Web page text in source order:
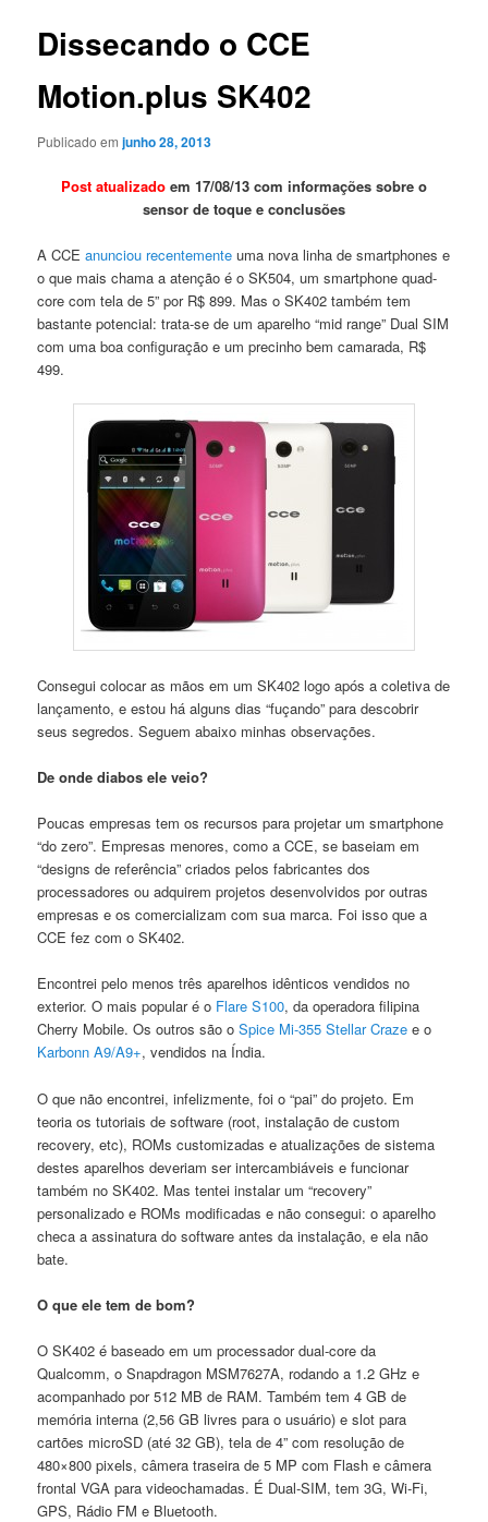
principal
Dissecando o CCE
Motion.plus SK402
Publicado emjunho 28, 2013
Post atualizado em 17/08/13 com informações sobre o
sensor de toque e conclusões
A CCEanunciou recentemente uma nova linha de smartphones e
o que mais chama a atenção é o SK504, um smartphone quad-
core com tela de 5” por R$ 899. Mas o SK402 também tem
bastante potencial: trata-se de um aparelho “mid range” Dual SIM
com uma boa configuração e um precinho bem camarada, R$
499.
Consegui colocar as mãos em um SK402 logo após a coletiva de
lançamento, e estou há alguns dias “fuçando” para descobrir
seus segredos. Seguem abaixo minhas observações.
De onde diabos ele veio?
Poucas empresas tem os recursos para projetar um smartphone
“do zero”. Empresas menores, como a CCE, se baseiam em
“designs de referência” criados pelos fabricantes dos
processadores ou adquirem projetos desenvolvidos por outras
empresas e os comercializam com sua marca. Foi isso que a
CCE fez com o SK402.
Encontrei pelo menos três aparelhos idênticos vendidos no
exterior. O mais popular é o Flare S100, da operadora filipina
Cherry Mobile. Os outros são oSpice Mi-355 Stellar Craze e o
Karbonn A9/A9+, vendidos na Índia.
O que não encontrei, infelizmente, foi o “pai” do projeto. Em
teoria os tutoriais de software (root, instalação de custom
recovery, etc), ROMs customizadas e atualizações de sistema
destes aparelhos deveriam ser intercambiáveis e funcionar
também no SK402. Mas tentei instalar um “recovery”
personalizado e ROMs modificadas e não consegui: o aparelho
checa a assinatura do software antes da instalação, e ela não
bate.
O que ele tem de bom?
O SK402 é baseado em um processador dual-core da
Qualcomm, o Snapdragon MSM7627A, rodando a 1.2 GHz e
acompanhado por 512 MB de RAM. Também tem 4 GB de
memória interna (2,56 GB livres para o usuário) e slot para
cartões microSD (até 32 GB), tela de 4” com resolução de
480×800 pixels, câmera traseira de 5 MP com Flash e câmera
frontal VGA para videochamadas. É Dual-SIM, tem 3G, Wi-Fi,
GPS, Rádio FM e Bluetooth.